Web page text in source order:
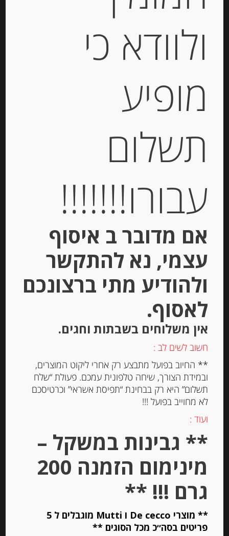
Agrimontana
₪59.00
הוספה לסל
Out of
מעדן אגסים, “Maxim’s”
-
יחידות
הוספה לסל
Out of
Stock
ולוודא כי
מופיע
תשלום
עבורו!!!!!!!
אם מדובר ב איסוף
עצמי, נא להתקשר
ולהודיע מתי ברצונכם
לאסוף.
אין משלוחים בשבתות וחגים.
חשוב לשים לב :
** החיוב בפועל מתבצע רק אחרי ליקוט המוצרים,
ובמידת הצורך, שיחה טלפונית עמכם. פעולת “שלח
תשלום” היא רק בבחינת “תפיסת אשראי” וכרטיסכם
לא מחוייב בפועל !!!
ועוד :
** גבינות במשקל –
מינימום הזמנה 200
גרם !!! **
** מוצרי De cecco ו Mutti מוגבלים ל 5
פריטים בסה״כ מכל הסוגים **